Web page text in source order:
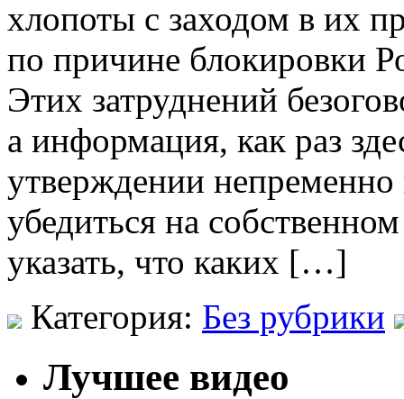
хлопоты с заходом в их
по причине блокировки
Этих затруднений
а информация, как раз
утверждении непременно
убедиться на
указать, что каких […]
Категория: Без рубрики
Лучшее видео